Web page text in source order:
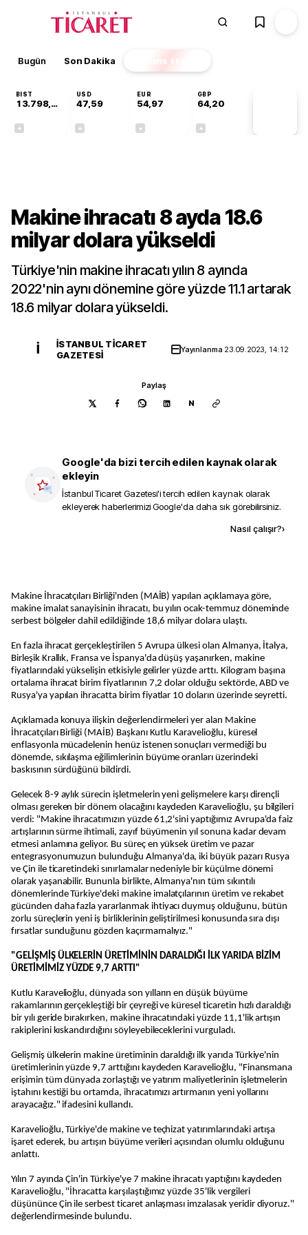
Bugün Son Dakika Finans EKSTRA
BIST
13.798,82
USD
47,59
EUR
54,97
GBP
64,20
Makine ihracatı 8 ayda 18.6
milyar dolara yükseldi
Türkiye'nin makine ihracatı yılın 8 ayında
2022'nin aynı dönemine göre yüzde 11.1 artarak
18.6 milyar dolara yükseldi.
İ
İSTANBUL TICARET
GAZETESI
Yayınlanma 23.09.2023, 14:12
Paylaş
N
Google'da bizi tercih edilen kaynak olarak
ekleyin
İstanbul Ticaret Gazetesi'i tercih edilen kaynak olarak
ekleyerek haberlerimizi Google'da daha sık görebilirsiniz.
Nasıl çalışır?›
Makine İhracatçıları Birliği'nden (MAİB) yapılan açıklamaya göre,
makine imalat sanayisinin ihracatı, bu yılın ocak-temmuz döneminde
serbest bölgeler dahil edildiğinde 18,6 milyar dolara ulaştı.
En fazla ihracat gerçekleştirilen 5 Avrupa ülkesi olan Almanya, İtalya,
Birleşik Krallık, Fransa ve İspanya'da düşüş yaşanırken, makine
fiyatlarındaki yükselişin etkisiyle gelirler yüzde arttı. Kilogram başına
ortalama ihracat birim fiyatlarının 7,2 dolar olduğu sektörde, ABD ve
Rusya'ya yapılan ihracatta birim fiyatlar 10 doların üzerinde seyretti.
Açıklamada konuya ilişkin değerlendirmeleri yer alan Makine
İhracatçıları Birliği (MAİB) Başkanı Kutlu Karavelioğlu, küresel
enflasyonla mücadelenin henüz istenen sonuçları vermediği bu
dönemde, sıkılaşma eğilimlerinin büyüme oranları üzerindeki
baskısının sürdüğünü bildirdi.
Gelecek 8-9 aylık sürecin işletmelerin yeni gelişmelere karşı dirençli
olması gereken bir dönem olacağını kaydeden Karavelioğlu, şu bilgileri
verdi: "Makine ihracatımızın yüzde 61,2'sini yaptığımız Avrupa'da faiz
artışlarının sürme ihtimali, zayıf büyümenin yıl sonuna kadar devam
etmesi anlamına geliyor. Bu süreç en yüksek üretim ve pazar
entegrasyonumuzun bulunduğu Almanya'da, iki büyük pazarı Rusya
ve Çin ile ticaretindeki sınırlamalar nedeniyle bir küçülme dönemi
olarak yaşanabilir. Bununla birlikte, Almanya'nın tüm sıkıntılı
dönemlerinde Türkiye'deki makine imalatçılarının üretim ve rekabet
gücünden daha fazla yararlanmak ihtiyacı duymuş olduğunu, bütün
zorlu süreçlerin yeni iş birliklerinin geliştirilmesi konusunda sıra dışı
fırsatlar sunduğunu gözden kaçırmamalıyız."
"GELİŞMİŞ ÜLKELERİN ÜRETİMİNİN DARALDIĞI İLK YARIDA BİZİM
ÜRETİMİMİZ YÜZDE 9,7 ARTTI"
Kutlu Karavelioğlu, dünyada son yılların en düşük büyüme
rakamlarının gerçekleştiği bir çeyreği ve küresel ticaretin hızlı daraldığı
bir yılı geride bırakırken, makine ihracatındaki yüzde 11,1'lik artışın
rakiplerini kıskandırdığını söyleyebileceklerini vurguladı.
Gelişmiş ülkelerin makine üretiminin daraldığı ilk yarıda Türkiye'nin
üretimlerinin yüzde 9,7 arttığını kaydeden Karavelioğlu, "Finansmana
erişimin tüm dünyada zorlaştığı ve yatırım maliyetlerinin işletmelerin
iştahını kestiği bu ortamda, ihracatımızı artırmanın yeni yollarını
arayacağız." ifadesini kullandı.
Karavelioğlu, Türkiye'de makine ve teçhizat yatırımlarındaki artışa
işaret ederek, bu artışın büyüme verileri açısından olumlu olduğunu
anlattı.
Yılın 7 ayında Çin'in Türkiye'ye 7 makine ihracatı yaptığını kaydeden
Karavelioğlu, "İhracatta karşılaştığımız yüzde 35'lik vergileri
düşününce Çin ile serbest ticaret anlaşması imzalasak yeridir diyoruz."
değerlendirmesinde bulundu.